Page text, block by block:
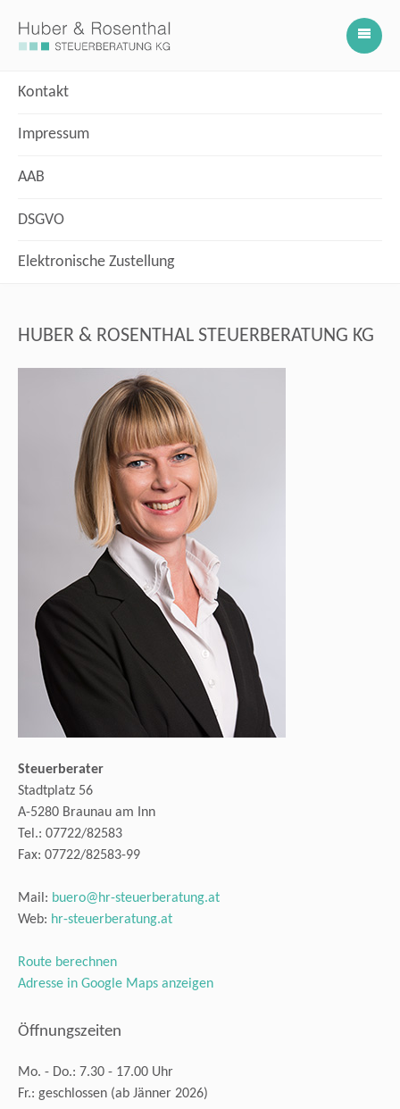
Kontakt
Impressum
AAB
DSGVO
Elektronische Zustellung
HUBER & ROSENTHAL STEUERBERATUNG KG
Steuerberater
Stadtplatz 56
A-5280 Braunau am Inn
Tel.: 07722/82583
Fax: 07722/82583-99
Mail: buero@hr-steuerberatung.at
Web: hr-steuerberatung.at
Route berechnen
Adresse in Google Maps anzeigen
Öffnungszeiten
Mo. - Do.: 7.30 - 17.00 Uhr
Fr.: geschlossen (ab Jänner 2026)